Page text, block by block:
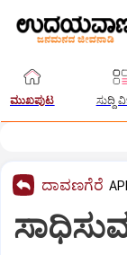
ಮುಖಪುಟ ಸುದ್ದಿ
ದಾವಣಗೆರೆ